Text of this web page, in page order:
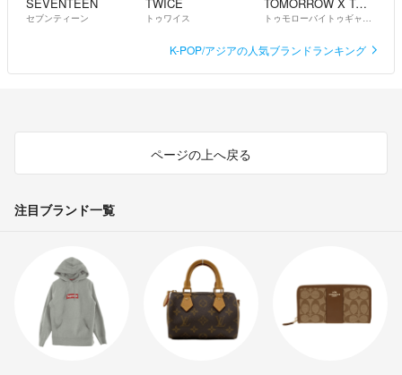
SEVENTEEN
セブンティーン
TWICE
トゥワイス
TOMORROW X TOGETHER
トゥモローバイトゥギャザー
K-POP/アジアの人気ブランドランキング
ページの上へ戻る
注目ブランド一覧